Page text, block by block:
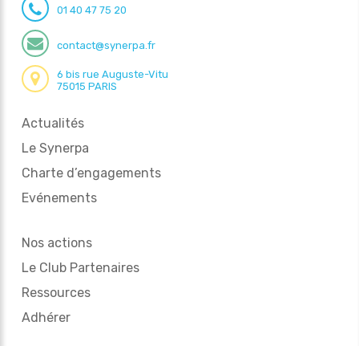
01 40 47 75 20
contact@synerpa.fr
6 bis rue Auguste-Vitu
75015 PARIS
Actualités
Le Synerpa
Charte d’engagements
Evénements
Nos actions
Le Club Partenaires
Ressources
Adhérer